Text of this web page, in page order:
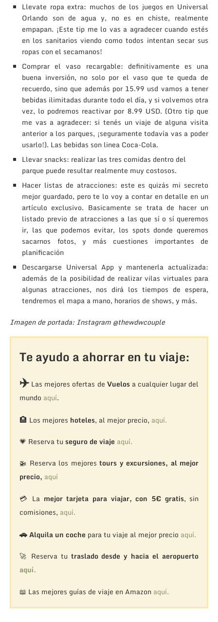
Llevate ropa extra: muchos de los juegos en Universal
Orlando son de agua y, no es en chiste, realmente
empapan. ¡Este tip me lo vas a agradecer cuando estés
en los sanitarios viendo como todos intentan secar sus
ropas con el secamanos!
Comprar el vaso recargable: definitivamente es una
buena inversión, no solo por el vaso que te queda de
recuerdo, sino que además por 15.99 usd vamos a tener
bebidas ilimitadas durante todo el día, y si volvemos otra
vez, lo podremos reactivar por 8.99 USD. (Otro tip que
me vas a agradecer: si tenés un viaje de alguna visita
anterior a los parques, ¡seguramente todavía vas a poder
usarlo!). Las bebidas son linea Coca-Cola.
Llevar snacks: realizar las tres comidas dentro del
parque puede resultar realmente muy costosos.
Hacer listas de atracciones: este es quizás mi secreto
mejor guardado, pero te lo voy a contar en detalle en un
artículo exclusivo. Basicamente se trata de hacer un
listado previo de atracciones a las que sí o sí queremos
ir, las que podemos evitar, los spots donde queremos
sacarnos fotos, y más cuestiones importantes de
planificación
Descargarse Universal App y mantenerla actualizada:
además de la posibilidad de realizar vilas virtuales para
algunas atracciones, nos dirá los tiempos de espera,
tendremos el mapa a mano, horarios de shows, y más.
Imagen de portada: Instagram @thewdwcouple
Te ayudo a ahorrar en tu viaje:
✈️Las mejores ofertas de Vuelosa cualquier lugar del
mundo aquí.
🏨 Los mejores hoteles, al mejor precio, aquí.
💗 Reserva tu seguro de viaje aquí.
🚁 Reserva los mejorestours y excursiones, al mejor
precio, aquí
💳 La mejor tarjeta para viajar, con 5€ gratis, sin
comisiones, aquí.
🚗Alquila un coche para tu viaje al mejor precio aquí.
🚀 Reserva tu traslado desde y hacia el aeropuerto
aquí.
📖 Las mejores guías de viaje en Amazon aquí.